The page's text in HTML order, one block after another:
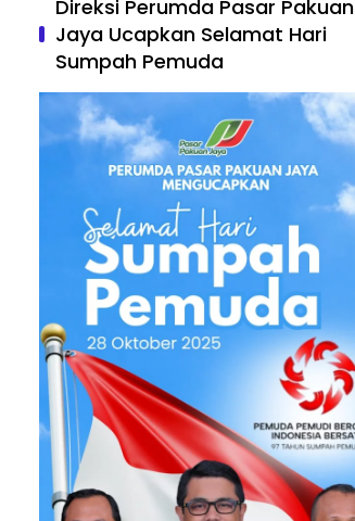
Direksi Perumda Pasar Pakuan
Jaya Ucapkan Selamat Hari
Sumpah Pemuda